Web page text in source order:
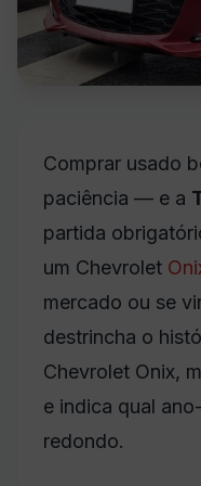
Comprar usado
paciência — e a
partida
um Chevrolet
mercado ou se
destrincha o
Chevrolet Onix,
e indica qual
redondo.